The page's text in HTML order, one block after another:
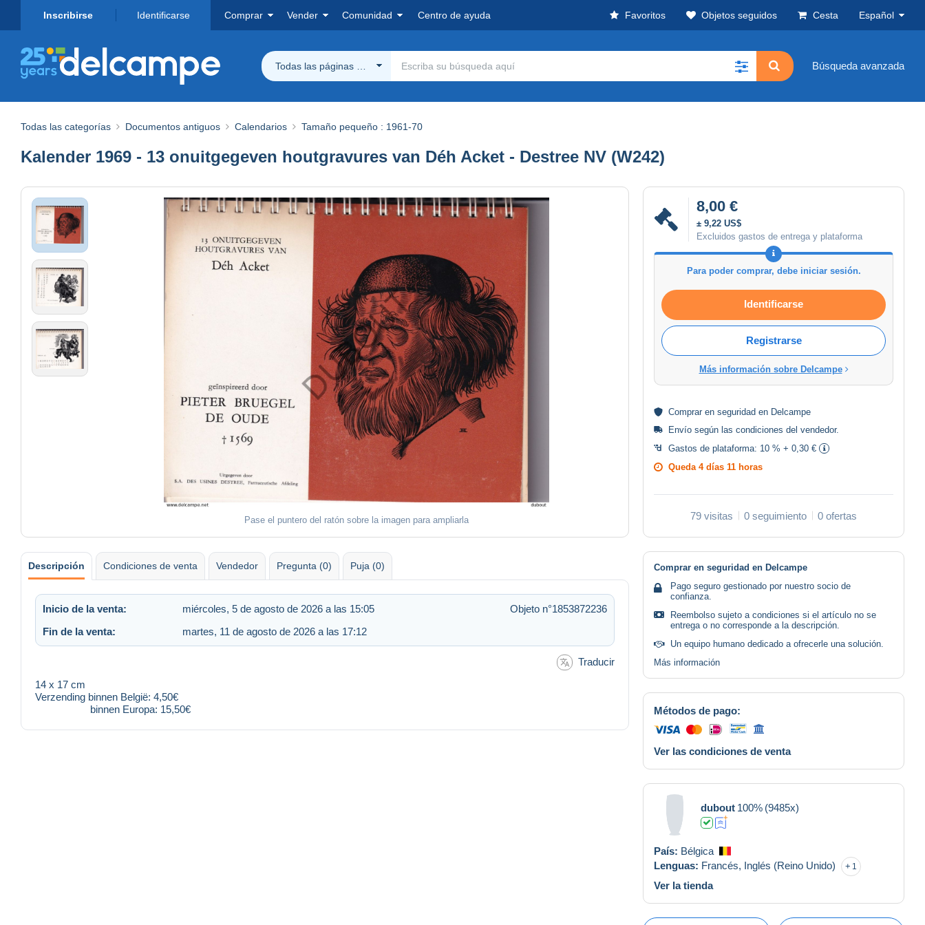
Inscribirse Identificarse Comprar Vender Comunidad Centro de ayuda Favoritos Objetos seguidos Cesta Español
Todas las páginas Delcampe Búsqueda avanzada
Todas las categorías Documentos antiguos Calendarios Tamaño pequeño : 1961-70
Kalender 1969 - 13 onuitgegeven houtgravures van Déh Acket - Destree NV (W242)
Pase el puntero del ratón sobre la imagen para ampliarla
8,00 €
± 9,22 US$
Excluidos gastos de entrega y plataforma
Para poder comprar, debe iniciar sesión.
Identificarse
Registrarse
Más información sobre Delcampe
Comprar en seguridad en Delcampe
Envío según las condiciones del vendedor.
Gastos de plataforma: 10 % + 0,30 €
Queda 4 días 11 horas
79 visitas 0 seguimiento 0 ofertas
Descripción Condiciones de venta Vendedor Pregunta (0) Puja (0)
Inicio de la venta: miércoles, 5 de agosto de 2026 a las 15:05
Objeto n°1853872236
Fin de la venta:
martes, 11 de agosto de 2026 a las 17:12
Traducir
14 x 17 cm
Verzending binnen België: 4,50€
binnen Europa: 15,50€
Comprar en seguridad en Delcampe
Pago seguro gestionado por nuestro socio de
confianza.
Reembolso sujeto a condiciones si el artículo no se
entrega o no corresponde a la descripción.
Un equipo humano dedicado a ofrecerle una solución.
Más información
Métodos de pago:
Ver las condiciones de venta
dubout 100% (9485x)
País: Bélgica
Lenguas: Francés, Inglés (Reino Unido) 1
Ver la tienda